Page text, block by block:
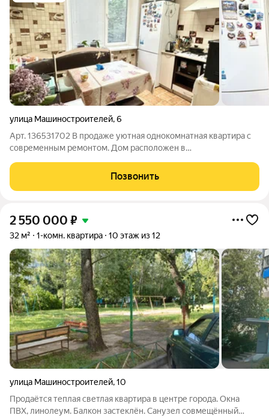
улица Машиностроителей,6
Арт. 136531702 В продаже уютная однокомнатная квартира с
современным ремонтом. Дом расположен в
покупки данной квартиры: + Комфортный 4 этaж. Вид во двор.
+ Квартира не угловая, правильной
Позвонить
2 550 000 ₽
32 м² 1-комн. квартира 10 этаж из 12
улица Машиностроителей,10
Продаётся теплая светлая квартира в центре города. Окна
ПВХ, линолеум. Балкон застеклён. Санузел совмещённый